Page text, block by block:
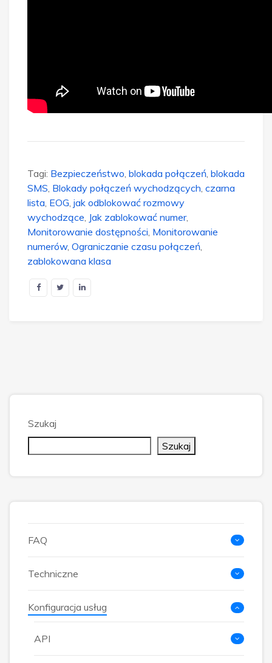
Tagi: Bezpieczeństwo blokada połączeń blokada
SMS Blokady połączeń wychodzących czarna
lista EOG jak odblokować rozmowy
wychodzące Jak zablokować numer,
Monitorowanie dostępności Monitorowanie
numerów, Ograniczanie czasu połączeń
zablokowana klasa
Szukaj
Szukaj
FAQ
Techniczne
Konfiguracja usług
API